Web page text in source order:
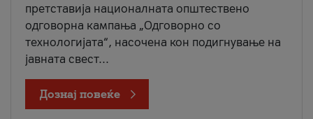
претставија националната општествено
одговорна кампања „Одговорно со
технологијата“, насочена кон подигнување на
јавната свест...
Дознај повеќе